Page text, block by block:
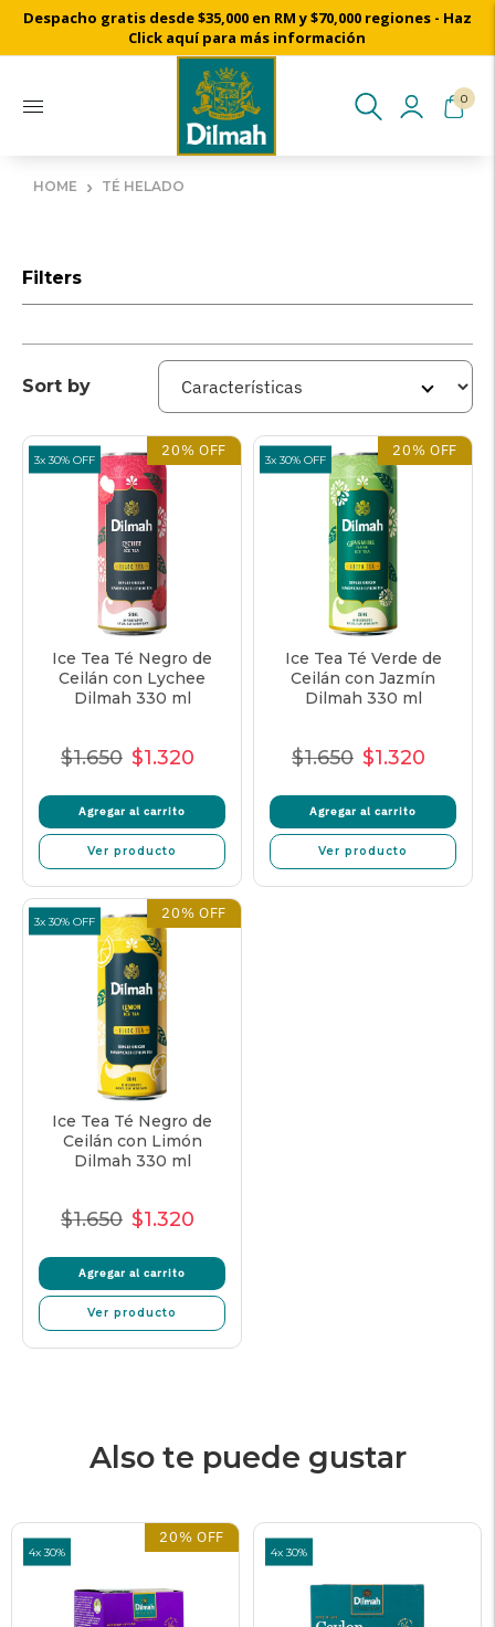
Cosechado a mano desde nuestros jardines de té de Ceilán
Despacho gratis desde $35,000 en RM y $70,000 regiones - Haz
Click aquí para más información
0
HOME › TÉ HELADO
Filters
Sort by
3x 30% OFF 20% OFF
Ice Tea Té Negro de
Ceilán con Lychee
Dilmah 330 ml
Precio
$1.650 Precio
oferta
$1.320
Agregar al carrito
Ver producto
3x 30% OFF 20% OFF
Ice Tea Té Verde de
Ceilán con Jazmín
Dilmah 330 ml
Precio
$1.650 Precio
oferta
$1.320
Agregar al carrito
Ver producto
3x 30% OFF 20% OFF
Ice Tea Té Negro de
Ceilán con Limón
Dilmah 330 ml
Precio
$1.650 Precio
oferta
$1.320
Agregar al carrito
Ver producto
Also te puede gustar
4x 30%
20% OFF
4x 30%